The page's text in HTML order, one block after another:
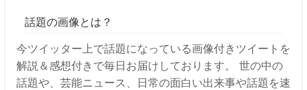
話題の画像とは？
今ツイッター上で話題になっている画像付きツイートを
解説＆感想付きで毎日お届けしております。 世の中の
話題や、芸能ニュース、日常の面白い出来事や話題を速